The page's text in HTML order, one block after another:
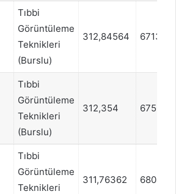
Tıbbi
Görüntüleme
Teknikleri
(Burslu)
312,84564 671363
Tıbbi
Görüntüleme
Teknikleri
(Burslu)
312,354 675006
Tıbbi
Görüntüleme
Teknikleri
311,76362 680469